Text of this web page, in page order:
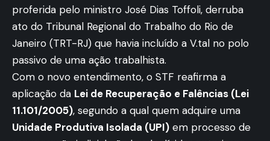
proferida pelo ministro José Dias Toffoli, derruba
ato do Tribunal Regional do Trabalho do Rio de
Janeiro (TRT-RJ) que havia incluído a V.tal no polo
passivo de uma ação trabalhista.
Com o novo entendimento, o STF reafirma a
aplicação da Lei de Recuperação e Falências (Lei
11.101/2005), segundo a qual quem adquire uma
Unidade Produtiva Isolada (UPI) em processo de